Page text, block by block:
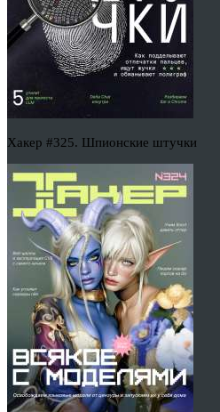
Хакер #325. Шпионские штучки